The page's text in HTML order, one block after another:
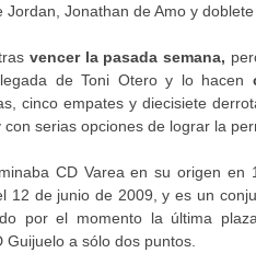
Jordan, Jonathan de Amo y doblete
vencer la pasada semana,
de Toni Otero y lo hacen
cinco empates y diecisiete
serias opciones de lograr la
CD Varea en su origen en
12 de junio de 2009, y es un
por el momento la última
a sólo dos puntos.